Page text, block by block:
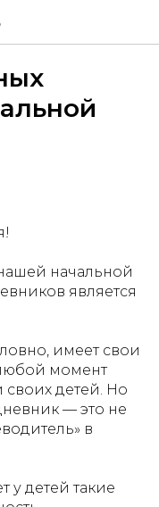
начальной
является
имеет свои
момент
детей. Но
— это не
в
у детей такие